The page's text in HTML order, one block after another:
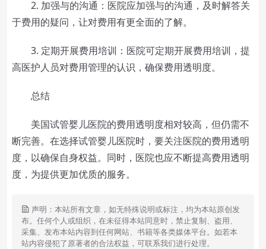
2. 加强与的沟通：医院应加强与的沟通，及时解答关
于费用的疑问，让对费用有更全面的了解。
3. 定期开展费用培训：医院可定期开展费用培训，提
高医护人员对费用管理的认识，确保费用透明度。
总结
美国试管婴儿医院的费用透明度相对较高，但仍需不
断完善。在选择试管婴儿医院时，要关注医院的费用透明
度，以确保自身权益。同时，医院也应不断提高费用透明
度，为提供更加优质的服务。
声明：本站所有文章，如无特殊说明或标注，均为本站原创发
布。任何个人或组织，在未征得本站同意时，禁止复制、盗用、
采集、发布本站内容到任何网站、书籍等各类媒体平台。如若本
站内容侵犯了原著者的合法权益，可联系我们进行处理。